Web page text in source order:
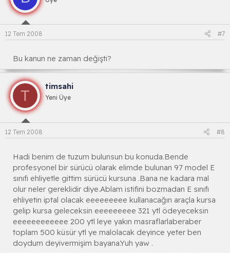
12 Tem 2008 #7
Bu kanun ne zaman değişti?
T
timsahi
Yeni Üye
12 Tem 2008 #8
Hadi benim de tuzum bulunsun bu konuda.Bende
profesyonel bir sürücü olarak elimde bulunan 97 model E
sınıfı ehliyetle gittim sürücü kursuna .Bana ne kadara mal
olur neler gereklidir diye.Ablam istifini bozmadan E sınıfı
ehliyetin iptal olacak eeeeeeeee kullanacağın araçla kursa
gelip kursa geleceksin eeeeeeeee 321 ytl ödeyeceksin
eeeeeeeeeeee 200 ytl leye yakın masraflarlaberaber
toplam 500 küsür ytl ye malolacak deyince yeter ben
doydum deyivermişim bayana.Yuh yaw .